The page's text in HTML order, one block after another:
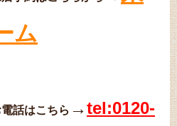
ム
話はこちら →tel:0120-